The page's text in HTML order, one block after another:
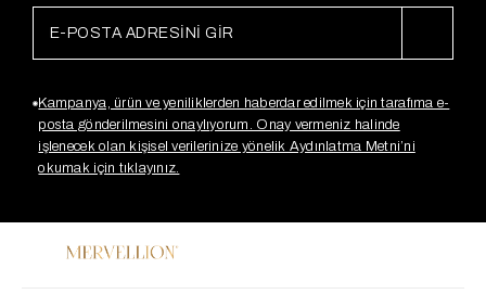
Kampanya, ürün ve yeniliklerden haberdar edilmek için tarafıma e-
posta gönderilmesini onaylıyorum. Onay vermeniz halinde
işlenecek olan kişisel verilerinize yönelik Aydınlatma Metni’ni
okumak için tıklayınız.